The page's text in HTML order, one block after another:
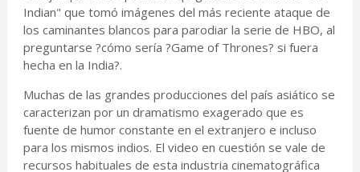
Indian" que tomó imágenes del más reciente ataque de
los caminantes blancos para parodiar la serie de HBO, al
preguntarse ?cómo sería ?Game of Thrones? si fuera
hecha en la India?.
Muchas de las grandes producciones del país asiático se
caracterizan por un dramatismo exagerado que es
fuente de humor constante en el extranjero e incluso
para los mismos indios. El video en cuestión se vale de
recursos habituales de esta industria cinematográfica